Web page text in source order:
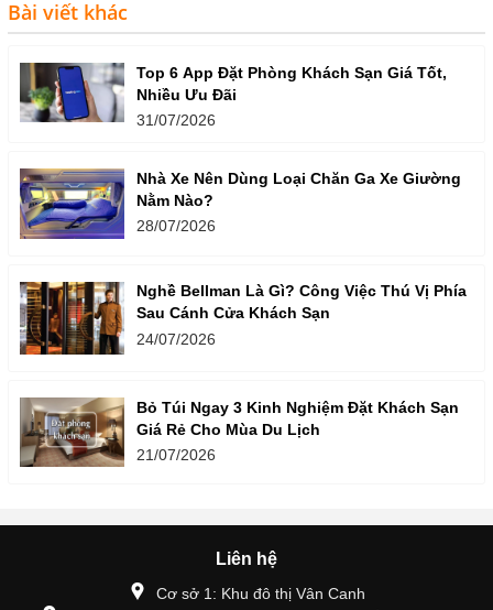
Bài viết khác
Top 6 App Đặt Phòng Khách Sạn Giá Tốt,
Nhiều Ưu Đãi
31/07/2026
Nhà Xe Nên Dùng Loại Chăn Ga Xe Giường
Nằm Nào?
28/07/2026
Nghề Bellman Là Gì? Công Việc Thú Vị Phía
Sau Cánh Cửa Khách Sạn
24/07/2026
Bỏ Túi Ngay 3 Kinh Nghiệm Đặt Khách Sạn
Giá Rẻ Cho Mùa Du Lịch
21/07/2026
Liên hệ
Cơ sở 1: Khu đô thị Vân Canh